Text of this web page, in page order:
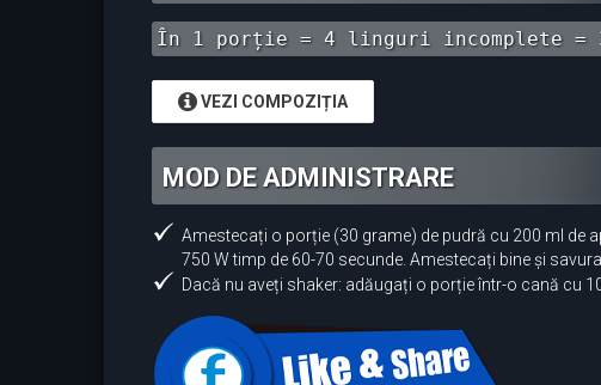
În 1 porție = 4 linguri incomplete =
VEZI COMPOZIȚIA
MOD DE ADMINISTRARE
Amestecați o porție (30 grame) de pudră cu 200 ml de
750 W timp de 60-70 secunde. Amestecați bine și
Dacă nu aveți shaker: adăugați o porție într-o cană cu